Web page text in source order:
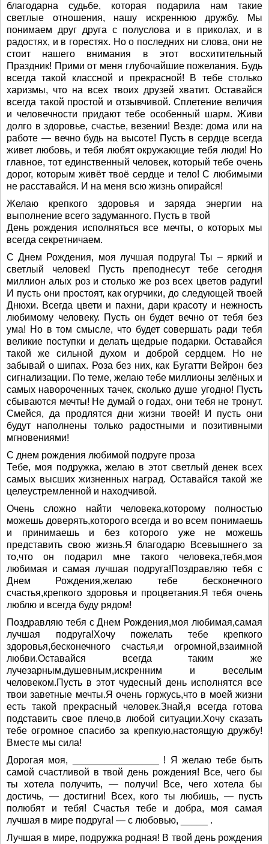
благодарна судьбе, которая подарила нам такие
светлые отношения, нашу искреннюю дружбу. Мы
понимаем друг друга с полуслова и в приколах, и в
радостях, и в горестях. Но о последних ни слова, они не
стоит нашего внимания в этот восхитительный
Праздник! Прими от меня глубочайшие пожелания. Будь
всегда такой классной и прекрасной! В тебе столько
харизмы, что на всех твоих друзей хватит. Оставайся
всегда такой простой и отзывчивой. Сплетение величия
и человечности придают тебе особенный шарм. Живи
долго в здоровье, счастье, везении! Везде: дома или на
работе — вечно будь на высоте! Пусть в сердце всегда
живет любовь, и тебя любят окружающие тебя люди! Но
главное, тот единственный человек, который тебе очень
дорог, которым живёт твоё сердце и тело! С любимыми
не расставайся. И на меня всю жизнь опирайся!
Желаю крепкого здоровья и заряда энергии на
выполнение всего задуманного. Пусть в твой
День рождения исполняться все мечты, о которых мы
всегда секретничаем.
С Днем Рождения, моя лучшая подруга! Ты – яркий и
светлый человек! Пусть преподнесут тебе сегодня
миллион алых роз и столько же роз всех цветов радуги!
И пусть они простоят, как огурчики, до следующей твоей
Днюхи. Всегда цвети и пахни, дари красоту и нежность
любимому человеку. Пусть он будет вечно от тебя без
ума! Но в том смысле, что будет совершать ради тебя
великие поступки и делать щедрые подарки. Оставайся
такой же сильной духом и доброй сердцем. Но не
забывай о шипах. Роза без них, как Бугатти Вейрон без
сигнализации. По теме, желаю тебе миллионы зелёных и
самых навороченных тачек, сколько душе угодно! Пусть
сбываются мечты! Не думай о годах, они тебя не тронут.
Смейся, да продлятся дни жизни твоей! И пусть они
будут наполнены только радостными и позитивными
мгновениями!
С днем рождения любимой подруге проза
Тебе, моя подружка, желаю в этот светлый денек всех
самых высших жизненных наград. Оставайся такой же
целеустремленной и находчивой.
Очень сложно найти человека,которому полностью
можешь доверять,которого всегда и во всем понимаешь
и принимаешь и без которого уже не можешь
представить свою жизнь.Я благодарю Всевышнего за
то,что он подарил мне такого человека,тебя,моя
любимая и самая лучшая подруга!Поздравляю тебя с
Днем Рождения,желаю тебе бесконечного
счастья,крепкого здоровья и процветания.Я тебя очень
люблю и всегда буду рядом!
Поздравляю тебя с Днем Рождения,моя любимая,самая
лучшая подруга!Хочу пожелать тебе крепкого
здоровья,бесконечного счастья,и огромной,взаимной
любви.Оставайся всегда таким же
лучезарным,душевным,искренним и веселым
человеком.Пусть в этот чудесный день исполнятся все
твои заветные мечты.Я очень горжусь,что в моей жизни
есть такой прекрасный человек.Знай,я всегда готова
подставить свое плечо,в любой ситуации.Хочу сказать
тебе огромное спасибо за крепкую,настоящую дружбу!
Вместе мы сила!
Дорогая моя, ________________ ! Я желаю тебе быть
самой счастливой в твой день рождения! Все, чего бы
ты хотела получить, — получи! Все, чего хотела бы
достичь, — достигни! Всех, кого ты любишь, — пусть
полюбят и тебя! Счастья тебе и добра, моя самая
лучшая в мире подруга! — с любовью, _____ .
Лучшая в мире, подружка родная! В твой день рождения